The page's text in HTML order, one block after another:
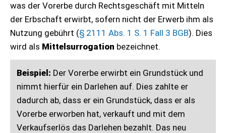
was der Vorerbe durch Rechtsgeschäft mit Mitteln
der Erbschaft erwirbt, sofern nicht der Erwerb ihm als
Nutzung gebührt (§ 2111 Abs. 1 S. 1 Fall 3 BGB). Dies
wird als Mittelsurrogation bezeichnet.
Beispiel: Der Vorerbe erwirbt ein Grundstück und
nimmt hierfür ein Darlehen auf. Dies zahlte er
dadurch ab, dass er ein Grundstück, dass er als
Vorerbe erworben hat, verkauft und mit dem
Verkaufserlös das Darlehen bezahlt. Das neu